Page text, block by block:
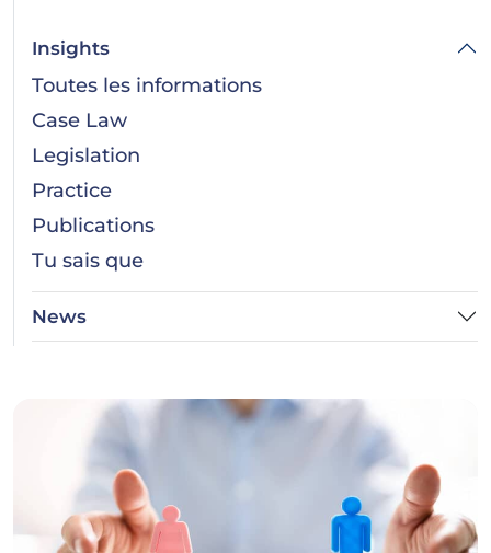
Insights
Toutes les informations
Case Law
Legislation
Practice
Publications
Tu sais que
News